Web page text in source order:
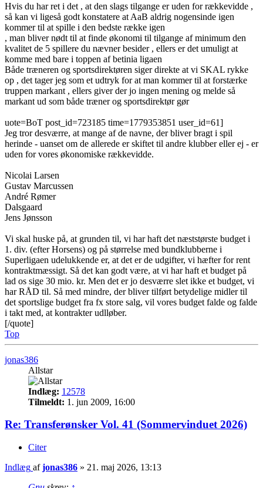
Hvis du har ret i det , at den slags tilgange er uden for rækkevidde ,
så kan vi ligeså godt konstatere at AaB aldrig nogensinde igen
kommer til at spille i den bedste række igen
, man bliver nødt til at finde økonomi til tilgange af minimum den
kvalitet de 5 spillere du nævner besider , ellers er det umuligt at
komme med bare i toppen af betinia ligaen
Både træneren og sportsdirektøren siger direkte at vi SKAL rykke
op , det tager jeg som et udtryk for at man kommer til at forstærke
truppen markant , ellers giver der jo ingen mening og melde så
markant ud som både træner og sportsdirektør gør
uote=BoT post_id=723185 time=1779353851 user_id=61]
Jeg tror desværre, at mange af de navne, der bliver bragt i spil
herinde - uanset om de allerede er skiftet til andre klubber eller ej - er
uden for vores økonomiske rækkevidde.
Nicolai Larsen
Gustav Marcussen
André Rømer
Dalsgaard
Jens Jønsson
Vi skal huske på, at grunden til, vi har haft det næststørste budget i
1. div. (efter Horsens) og på størrelse med bundklubberne i
Superligaen udelukkende er, at det er de udgifter, vi hæfter for rent
kontraktmæssigt. Så det kan godt være, at vi har haft et budget på
lad os sige 30 mio. kr. Men det er jo desværre slet ikke et budget, vi
har RÅD til. Så med mindre, der bliver tilført betydelige midler til
det sportslige budget fra fx store salg, vil vores budget falde og falde
i takt med, at kontrakter udlløber.
[/quote]
Top
jonas386
Allstar
Indlæg: 12578
Tilmeldt: 1. jun 2009, 16:00
Re: Transferønsker Vol. 41 (Sommervinduet 2026)
Citer
Indlæg afjonas386 » 21. maj 2026, 13:13